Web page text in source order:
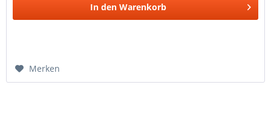
In den Warenkorb
Merken